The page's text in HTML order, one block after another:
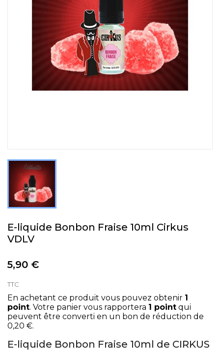
E-liquide Bonbon Fraise 10ml Cirkus
VDLV
5,90 €
TTC
En achetant ce produit vous pouvez obtenir 1
point. Votre panier vous rapportera 1 point qui
peuvent être converti en un bon de réduction de
0,20 €.
E-liquide Bonbon Fraise 10ml de CIRKUS